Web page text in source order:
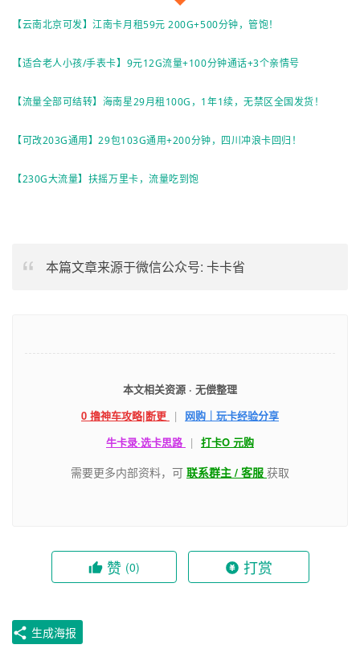
【云南北京可发】江南卡月租59元 200G+500分钟，管饱！
【适合老人小孩/手表卡】9元12G流量+100分钟通话+3个亲情号
【流量全部可结转】海南星29月租100G，1年1续，无禁区全国发货！
【可改203G通用】29包103G通用+200分钟，四川冲浪卡回归！
【230G大流量】扶摇万里卡，流量吃到饱
本篇文章来源于微信公众号: 卡卡省
本文相关资源 · 无偿整理
0 撸神车攻略|断更 |
网购｜玩卡经验分享
牛卡录·选卡思路 | 打卡O 元购
需要更多内部资料，可 联系群主 / 客服 获取
赞 (0) 打赏
生成海报